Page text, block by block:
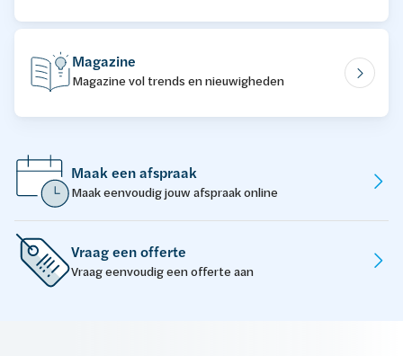
Magazine
Magazine vol trends en nieuwigheden
Maak een afspraak
Maak eenvoudig jouw afspraak online
Vraag een offerte
Vraag eenvoudig een offerte aan